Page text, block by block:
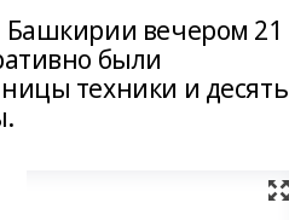
Башкирии вечером 21
были
техники и десять